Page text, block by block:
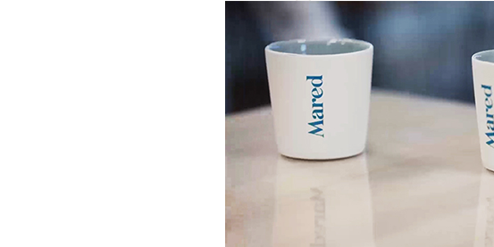
För kunden
Nyheter
leverantörer
Våra
Om oss
Kontakt
info.components@mared.se